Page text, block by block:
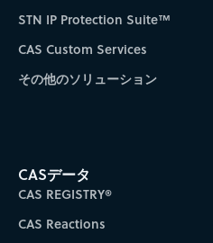
STN IP Protection Suite™
CAS Custom Services
その他のソリューション
CASデータ
CAS REGISTRY®
CAS Reactions